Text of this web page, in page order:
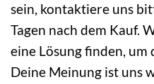
sein, kontaktiere uns
Tagen nach dem Kauf.
eine Lösung finden,
Deine Meinung ist uns